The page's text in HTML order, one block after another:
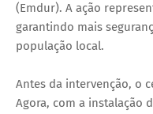
(Emdur). A ação
garantindo mais
população local.
Antes da intervenção, o
Agora, com a instalação